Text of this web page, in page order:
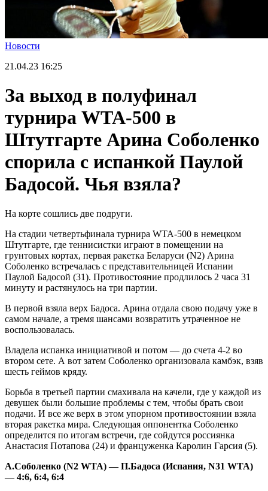
Новости
21.04.23 16:25
За выход в полуфинал
турнира WTA-500 в
Штутгарте Арина Соболенко
спорила с испанкой Паулой
Бадосой. Чья взяла?
На корте сошлись две подруги.
На стадии четвертьфинала турнира WTA-500 в немецком
Штутгарте, где теннисистки играют в помещении на
грунтовых кортах, первая ракетка Беларуси (N2) Арина
Соболенко встречалась с представительницей Испании
Паулой Бадосой (31). Противостояние продлилось 2 часа 31
минуту и растянулось на три партии.
В первой взяла верх Бадоса. Арина отдала свою подачу уже в
самом начале, а тремя шансами возвратить утраченное не
воспользовалась.
Владела испанка инициативой и потом — до счета 4-2 во
втором сете. А вот затем Соболенко организовала камбэк, взяв
шесть геймов кряду.
Борьба в третьей партии смахивала на качели, где у каждой из
девушек были большие проблемы с тем, чтобы брать свои
подачи. И все же верх в этом упорном противостоянии взяла
вторая ракетка мира. Следующая оппонентка Соболенко
определится по итогам встречи, где сойдутся россиянка
Анастасия Потапова (24) и француженка Каролин Гарсия (5).
А.Соболенко (N2 WTA) — П.Бадоса (Испания, N31 WTA)
— 4:6, 6:4, 6:4